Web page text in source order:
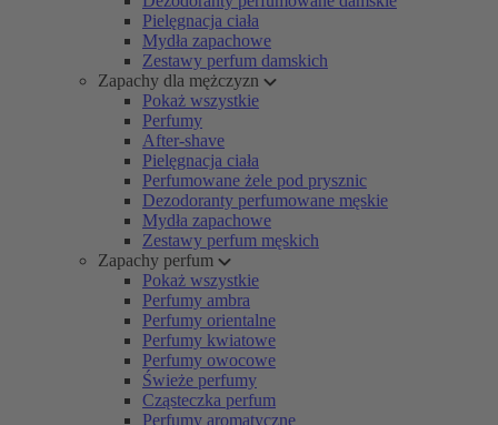
Pielęgnacja ciała
Mydła zapachowe
Zestawy perfum damskich
Zapachy dla mężczyzn
Pokaż wszystkie
Perfumy
After-shave
Pielęgnacja ciała
Perfumowane żele pod prysznic
Dezodoranty perfumowane męskie
Mydła zapachowe
Zestawy perfum męskich
Zapachy perfum
Pokaż wszystkie
Perfumy ambra
Perfumy orientalne
Perfumy kwiatowe
Perfumy owocowe
Świeże perfumy
Cząsteczka perfum
Perfumy aromatyczne